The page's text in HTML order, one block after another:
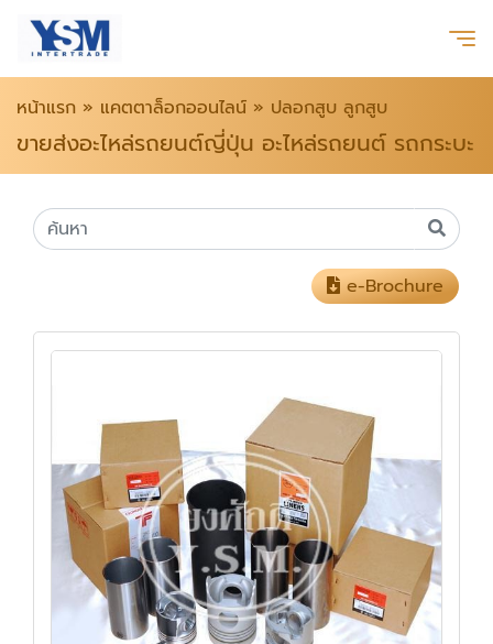
หน้าแรก » แคตตาล็อกออนไลน์ » ปลอกสูบ ลูกสูบ
ขายส่งอะไหล่รถยนต์ญี่ปุ่น อะไหล่รถยนต์ รถกระบะ
e-Brochure